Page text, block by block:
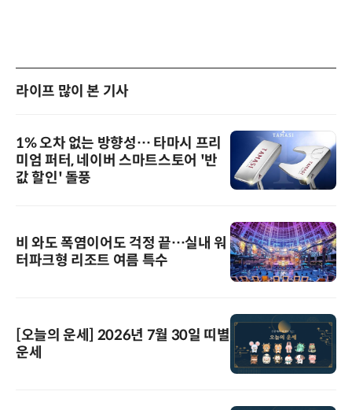
라이프 많이 본 기사
1% 오차 없는 방향성… 타마시 프리
미엄 퍼터, 네이버 스마트스토어 '반
값 할인' 돌풍
비 와도 폭염이어도 걱정 끝…실내 워
터파크형 리조트 여름 특수
[오늘의 운세] 2026년 7월 30일 띠별
운세